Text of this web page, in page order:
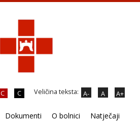
C C A- A A+
Veličina teksta:
Dokumenti O bolnici Natječaji